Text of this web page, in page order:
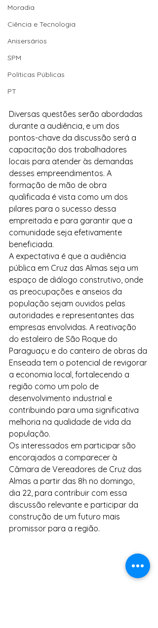
Moradia
Ciência e Tecnologia
Anisersários
SPM
Políticas Públicas
PT
Diversas questões serão abordadas
durante a audiência, e um dos
pontos-chave da discussão será a
capacitação dos trabalhadores
locais para atender às demandas
desses empreendimentos. A
formação de mão de obra
qualificada é vista como um dos
pilares para o sucesso dessa
empreitada e para garantir que a
comunidade seja efetivamente
beneficiada.
A expectativa é que a audiência
pública em Cruz das Almas seja um
espaço de diálogo construtivo, onde
as preocupações e anseios da
população sejam ouvidos pelas
autoridades e representantes das
empresas envolvidas. A reativação
do estaleiro de São Roque do
Paraguaçu e do canteiro de obras da
Enseada tem o potencial de revigorar
a economia local, fortalecendo a
região como um polo de
desenvolvimento industrial e
contribuindo para uma significativa
melhoria na qualidade de vida da
população.
Os interessados em participar são
encorajados a comparecer à
Câmara de Vereadores de Cruz das
Almas a partir das 8h no domingo,
dia 22, para contribuir com essa
discussão relevante e participar da
construção de um futuro mais
promissor para a região.